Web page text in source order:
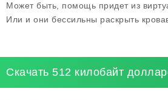
Может быть, помощь придет из
Или и они бессильны раскрыть
Скачать 512 килобайт